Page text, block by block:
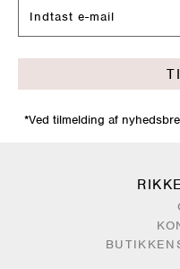
*Ved tilmelding af